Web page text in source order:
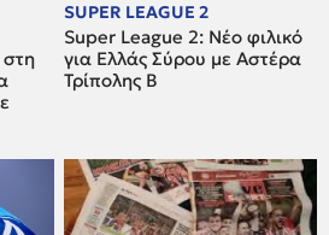
στη
SUPER LEAGUE 2
Super League 2: Νέο φιλικό
για Ελλάς Σύρου με Αστέρα
Τρίπολης Β